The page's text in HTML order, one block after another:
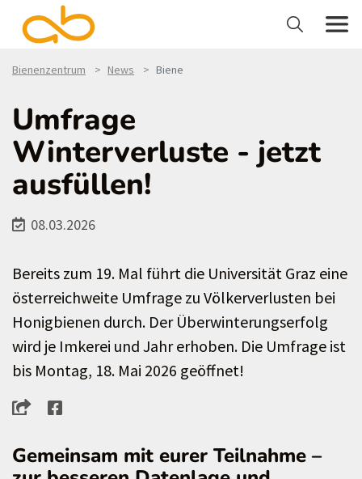
Bienenzentrum News Biene
Umfrage
Winterverluste - jetzt
ausfüllen!
08.03.2026
Bereits zum 19. Mal führt die Universität Graz eine
österreichweite Umfrage zu Völkerverlusten bei
Honigbienen durch. Der Überwinterungserfolg
wird je Imkerei und Jahr erhoben. Die Umfrage ist
bis Montag, 18. Mai 2026 geöffnet!
Gemeinsam mit eurer Teilnahme –